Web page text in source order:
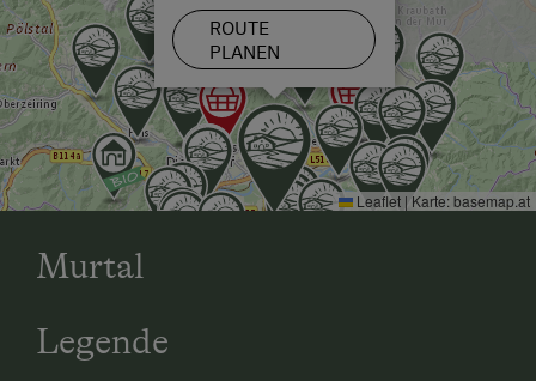
ROUTE
PLANEN
Leaflet | Karte:basemap.at
Murtal
Legende